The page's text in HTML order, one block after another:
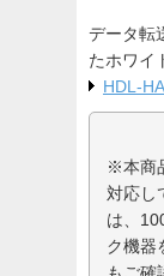
データ転
たホワイ
HDL-
※本商
対応し
は、
ク機器